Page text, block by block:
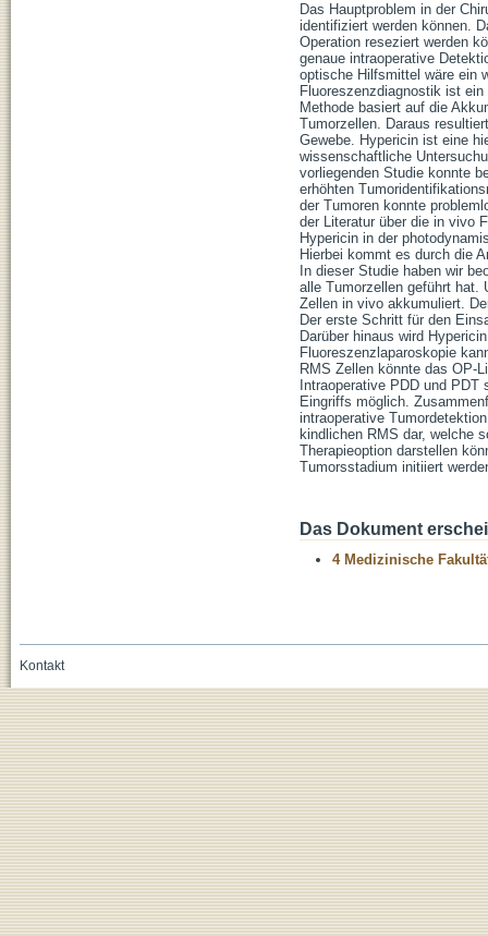
Das Hauptproblem in der
identifiziert werden können.
Operation reseziert werden
genaue intraoperative
optische Hilfsmittel wäre ein
Fluoreszenzdiagnostik ist
Methode basiert auf die
Tumorzellen. Daraus
Gewebe. Hypericin ist eine
wissenschaftliche
vorliegenden Studie konnte
erhöhten
der Tumoren konnte
der Literatur über die in vivo
Hypericin in der
Hierbei kommt es durch die
In dieser Studie haben wir
alle Tumorzellen geführt hat.
Zellen in vivo akkumuliert.
Der erste Schritt für den
Darüber hinaus wird
Fluoreszenzlaparoskopie
RMS Zellen könnte das OP-
Intraoperative PDD und
Eingriffs möglich.
intraoperative
kindlichen RMS dar, welche
Therapieoption darstellen
Tumorsstadium initiiert
Das Dokument
4 Medizinische
Kontakt